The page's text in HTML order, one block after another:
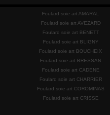
Foulard soie art AMARAL
Foulard soie art AVEZARD
Foulard soie art BENETT
Foulard soie art BLIGNY
Foulard soie art BOUCHEIX
Foulard soie art BRESSAN
Foulard soie art CADENE
Foulard soie art CHARRIER
Foulard soie art COROMINAS
Foulard soie art CRISSE